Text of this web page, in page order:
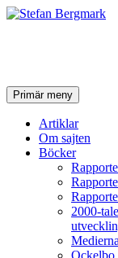
SökPrimär meny Hoppa
till
innehåll
Artiklar
Om sajten
Böcker
2000-
Ockelbo